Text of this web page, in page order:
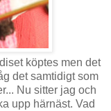
köptes men det
det samtidigt som
Nu sitter jag och
upp härnäst. Vad